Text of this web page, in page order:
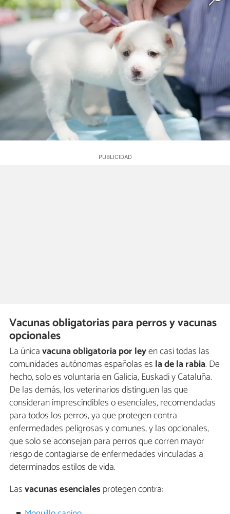
Vacunas obligatorias para perros y vacunas
opcionales
La únicavacuna obligatoria por leyen casi todas las
comunidades autónomas españolas es la de la rabia. De
hecho, solo es voluntaria en Galicia, Euskadi y Cataluña.
De las demás, los veterinarios distinguen lasque
consideran imprescindibleso esenciales, recomendadas
para todos los perros, ya que protegen contra
enfermedades peligrosas y comunes, y las opcionales,
que solo se aconsejan para perros que corren mayor
riesgo de contagiarse de enfermedades vinculadas a
determinados estilos de vida.
Lasvacunas esenciales protegen contra: